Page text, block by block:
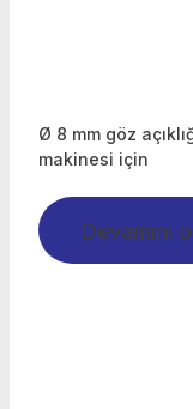
Ø 8 mm göz
makinesi için
Devamını